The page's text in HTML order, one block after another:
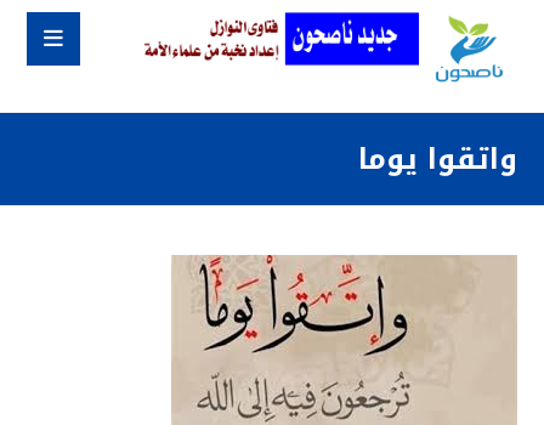
واتقوا يوما